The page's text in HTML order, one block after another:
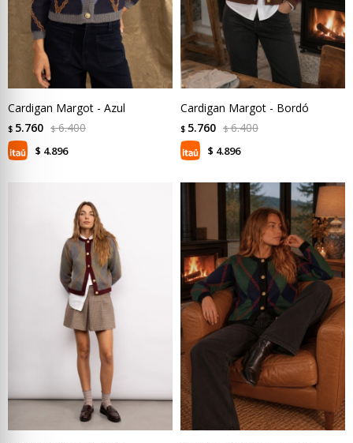
Cardigan Margot - Azul
$ 5.760 $ 6.400
$ 4.896
Cardigan Margot - Bordó
$ 5.760 $ 6.400
$ 4.896